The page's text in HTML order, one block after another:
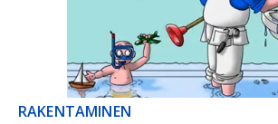
RAKENTAMINEN